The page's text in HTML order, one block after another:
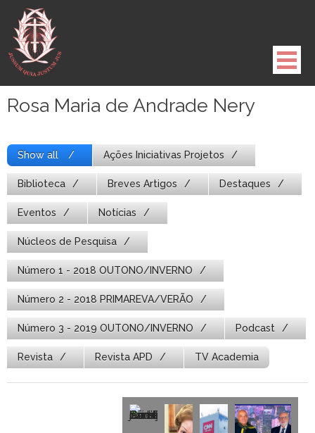
para
conteúdo
Rosa Maria de Andrade Nery
Show all Ações Iniciativas Projetos
Biblioteca Breves Artigos Destaques
Eventos Notícias
Núcleos de Pesquisa
Número 1 - 2018 OUTONO/INVERNO
Número 2 - 2018 PRIMAREVA/VERÃO
Número 3 - 2019 OUTONO/INVERNO Podcast
Revista Revista APD TV Academia